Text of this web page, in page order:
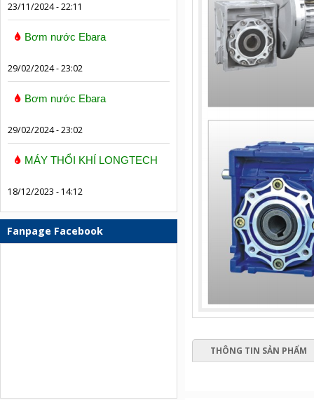
23/11/2024 - 22:11
Bơm nước Ebara
29/02/2024 - 23:02
Bơm nước Ebara
29/02/2024 - 23:02
MÁY THỔI KHÍ LONGTECH
18/12/2023 - 14:12
Fanpage Facebook
THÔNG TIN SẢN PHẨM